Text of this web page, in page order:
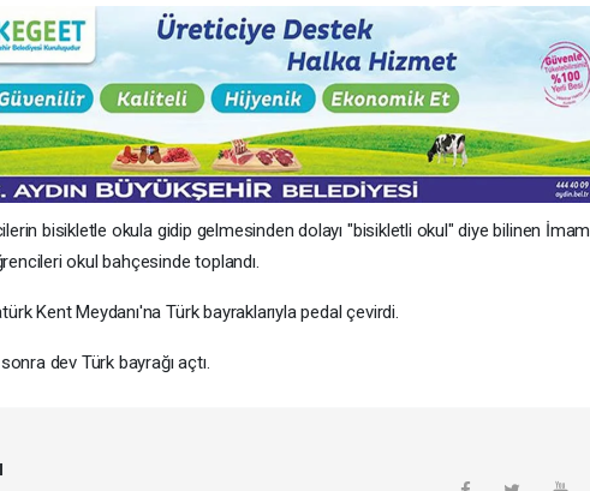
bisikletle okula gidip gelmesinden dolayı "bisikletli okul" diye bilinen İmam
okul bahçesinde toplandı.
Kent Meydanı'na Türk bayraklarıyla pedal çevirdi.
dev Türk bayrağı açtı.